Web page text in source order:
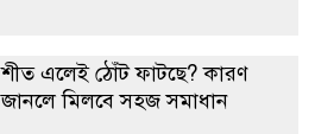
শীত এলেই ঠোঁট ফাটছে? কারণ
জানলে মিলবে সহজ সমাধান